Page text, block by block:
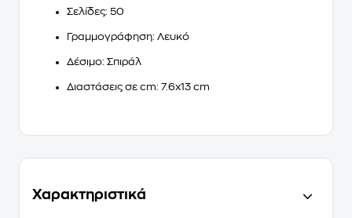
Σελίδες: 50
Γραμμογράφηση: Λευκό
Δέσιμο: Σπιράλ
Διαστάσεις σε cm: 7.6x13 cm
Χαρακτηριστικά